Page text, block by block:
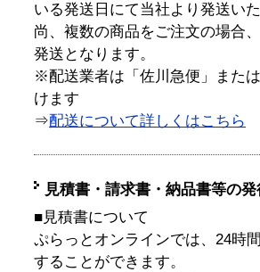
いる発送日にて当社より発送い
尚、複数の商品をご注文の場合
発送となります。
※配送業者は「佐川急便」また
けます
⇒配送について詳しくはこちら
見積書・請求書・納品書等の
■見積書について
ぷらっとオンラインでは、24時
することができます。